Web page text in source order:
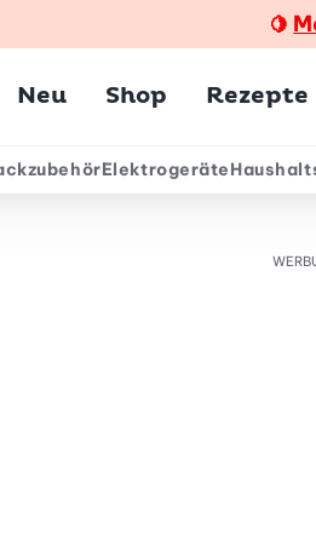
🍋
Neu Shop Rezepte
Elektrogeräte